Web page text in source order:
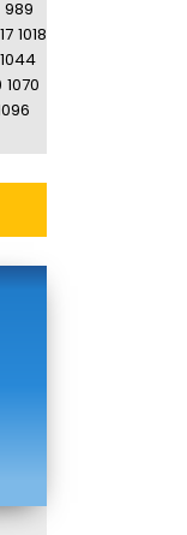
989
1018
1044
1070